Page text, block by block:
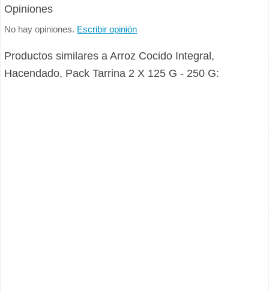
Opiniones
No hay opiniones. Escribir opinión
Productos similares a Arroz Cocido Integral,
Hacendado, Pack Tarrina 2 X 125 G - 250 G: